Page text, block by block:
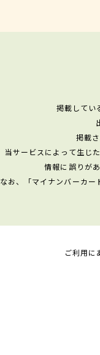
掲載してい
掲載
当サービスによって生じ
情報に誤りが
なお、「マイナンバーカー
ご利用に